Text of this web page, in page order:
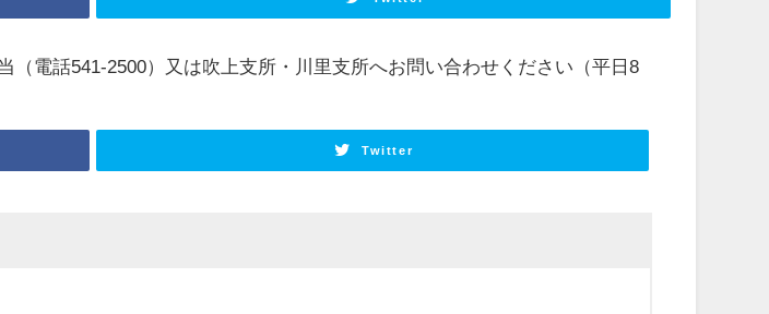
（電話541-2500）又は吹上支所・川里支所へお問い合わせください（平日8
Twitter